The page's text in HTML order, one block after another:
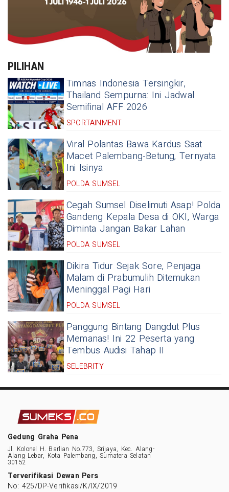
PILIHAN
Timnas Indonesia Tersingkir,
Thailand Sempurna: Ini Jadwal
Semifinal AFF 2026
SPORTAINMENT
Viral Polantas Bawa Kardus Saat
Macet Palembang-Betung, Ternyata
Ini Isinya
POLDA SUMSEL
Cegah Sumsel Diselimuti Asap! Polda
Gandeng Kepala Desa di OKI, Warga
Diminta Jangan Bakar Lahan
POLDA SUMSEL
Dikira Tidur Sejak Sore, Penjaga
Malam di Prabumulih Ditemukan
Meninggal Pagi Hari
POLDA SUMSEL
Panggung Bintang Dangdut Plus
Memanas! Ini 22 Peserta yang
Tembus Audisi Tahap II
SELEBRITY
Gedung Graha Pena
Jl. Kolonel H. Barlian No.773, Srijaya, Kec. Alang-
Alang Lebar, Kota Palembang, Sumatera Selatan
30152
Terverifikasi Dewan Pers
No: 425/DP-Verifikasi/K/IX/2019